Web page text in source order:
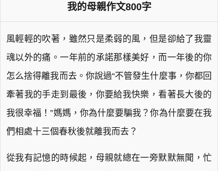
我的母親作文800字
風輕輕的吹著，雖然只是柔弱的風，但是卻給了我靈
魂以外的痛。一年前的承諾那樣美好，而一年後的你
怎么捨得離我而去。你說過“不管發生什麼事，你都回
牽著我的手走到最後，你要給我快樂，看著長大後的
我很幸福！”媽媽，你為什麼要騙我？你為什麼要在我
們相處十三個春秋後就離我而去？
從我有記憶的時候起，母親就總在一旁默默無聞，忙